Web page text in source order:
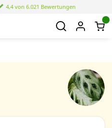
Bewertungen